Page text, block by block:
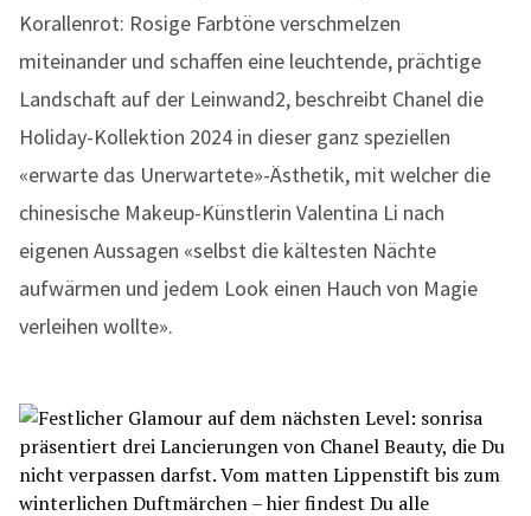
Korallenrot: Rosige Farbtöne verschmelzen
miteinander und schaffen eine leuchtende, prächtige
Landschaft auf der Leinwand2, beschreibt Chanel die
Holiday-Kollektion 2024 in dieser ganz speziellen
«erwarte das Unerwartete»-Ästhetik, mit welcher die
chinesische Makeup-Künstlerin Valentina Li nach
eigenen Aussagen «selbst die kältesten Nächte
aufwärmen und jedem Look einen Hauch von Magie
verleihen wollte».